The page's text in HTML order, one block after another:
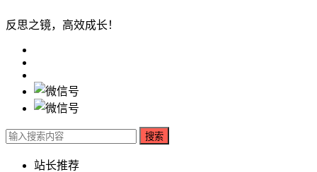
反思之镜，高效成长！
搜索
站长推荐